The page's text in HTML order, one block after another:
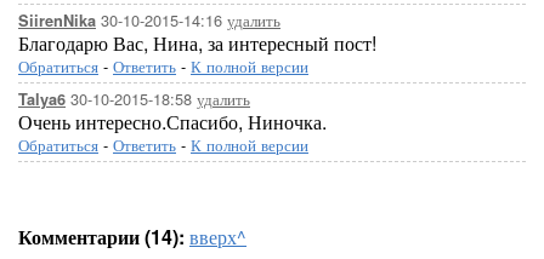
SiirenNika 30-10-2015-14:16 удалить
Благодарю Вас, Нина, за интересный пост!
Обратиться - Ответить - К полной версии
Talya6 30-10-2015-18:58 удалить
Очень интересно.Спасибо, Ниночка.
Обратиться - Ответить - К полной версии
Комментарии (14): вверх^